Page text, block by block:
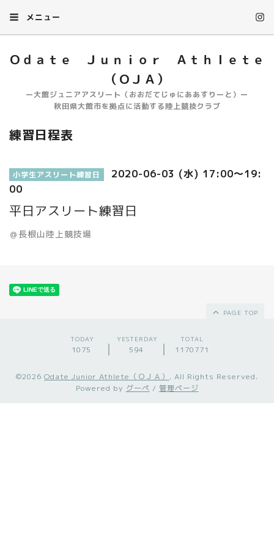
メニュー
Ｏｄａｔｅ Ｊｕｎｉｏｒ Ａｔｈｌｅｔｅ
（ＯＪＡ）
ー大館ジュニアアスリート（おおだてじゅにああすりーと）ー
秋田県大館市を拠点に活動する陸上競技クラブ
練習日程表
小学生アスリート練習日
2020-06-03 (水) 17:00～19:
00
平日アスリート練習日
＠長根山陸上競技場
PAGE TOP
TODAY
1075
YESTERDAY
594
TOTAL
1170771
©2026 Odate Junior Athlete（ＯＪＡ） . All Rights Reserved.
Powered by グーペ / 管理ページ